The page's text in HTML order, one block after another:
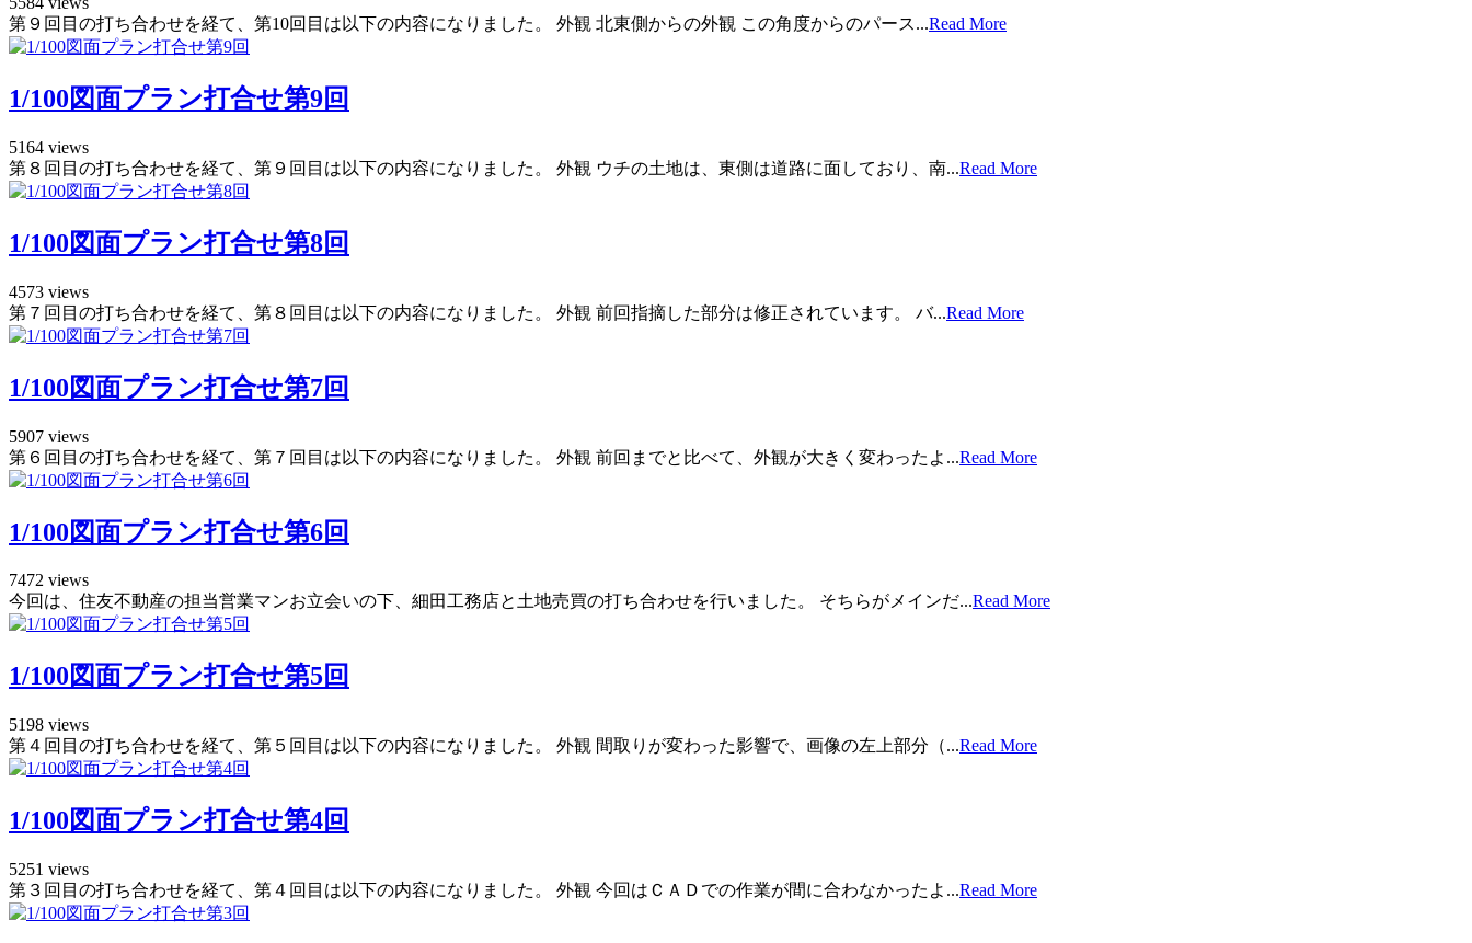
第９回目の打ち合わせを経て、第10回目は以下の内容になりました。 外観 北東側からの外観 この角度からのパース...Read More
1/100図面プラン打合せ第9回
5164 views
第８回目の打ち合わせを経て、第９回目は以下の内容になりました。 外観 ウチの土地は、東側は道路に面しており、南...Read More
1/100図面プラン打合せ第8回
4573 views
第７回目の打ち合わせを経て、第８回目は以下の内容になりました。 外観 前回指摘した部分は修正されています。 バ...Read More
1/100図面プラン打合せ第7回
5907 views
第６回目の打ち合わせを経て、第７回目は以下の内容になりました。 外観 前回までと比べて、外観が大きく変わったよ...Read More
1/100図面プラン打合せ第6回
7472 views
今回は、住友不動産の担当営業マンお立会いの下、細田工務店と土地売買の打ち合わせを行いました。 そちらがメインだ...Read More
1/100図面プラン打合せ第5回
5198 views
第４回目の打ち合わせを経て、第５回目は以下の内容になりました。 外観 間取りが変わった影響で、画像の左上部分（...Read More
1/100図面プラン打合せ第4回
5251 views
第３回目の打ち合わせを経て、第４回目は以下の内容になりました。 外観 今回はＣＡＤでの作業が間に合わなかったよ...Read More